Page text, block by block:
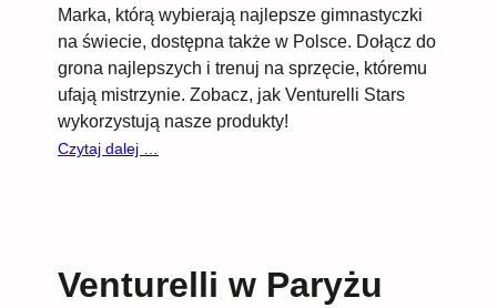
Marka, którą wybierają najlepsze gimnastyczki
na świecie, dostępna także w Polsce. Dołącz do
grona najlepszych i trenuj na sprzęcie, któremu
ufają mistrzynie. Zobacz, jak Venturelli Stars
wykorzystują nasze produkty!
Czytaj dalej …
które
Venturelli w Paryżu